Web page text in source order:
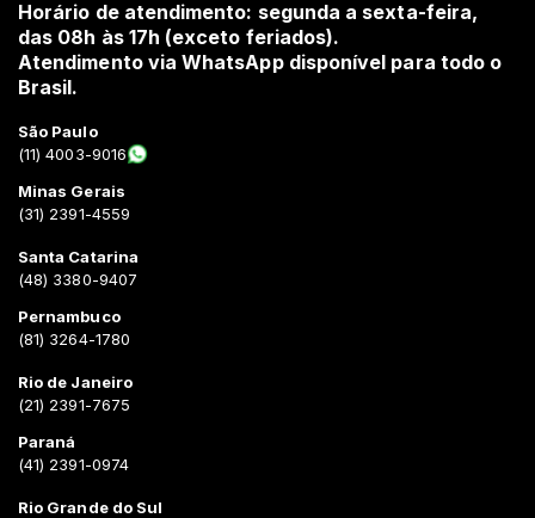
Horário de atendimento: segunda a sexta-feira,
das 08h às 17h (exceto feriados).
Atendimento via WhatsApp disponível para todo o
Brasil.
São Paulo
(11) 4003-9016
Minas Gerais
(31) 2391-4559
Santa Catarina
(48) 3380-9407
Pernambuco
(81) 3264-1780
Rio de Janeiro
(21) 2391-7675
Paraná
(41) 2391-0974
Rio Grande do Sul